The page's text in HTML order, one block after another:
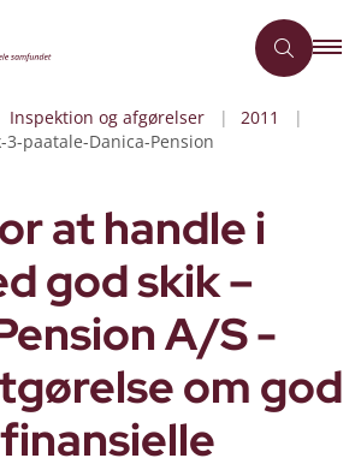
Inspektion og afgørelser
2011
3-paatale-Danica-Pension
at handle i
god skik –
A/S -
om god